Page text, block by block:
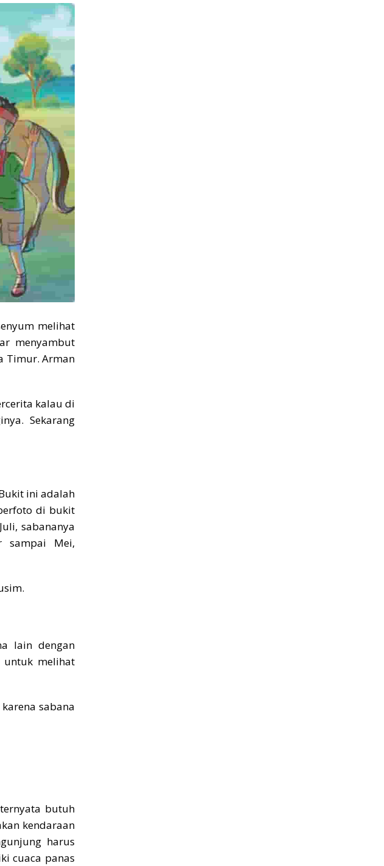
melihat
menyambut
Timur. Arman
kalau di
Sekarang
ini adalah
di bukit
sabananya
sampai Mei,
lain dengan
untuk melihat
sabana
butuh
kendaraan
harus
cuaca panas